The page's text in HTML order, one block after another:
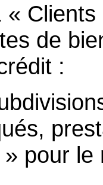
«
de
:
pour